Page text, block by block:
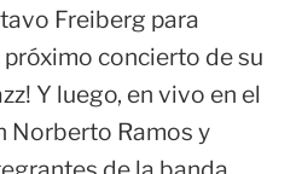
Freiberg para
concierto de su
Y luego, en vivo en el
Norberto Ramos y